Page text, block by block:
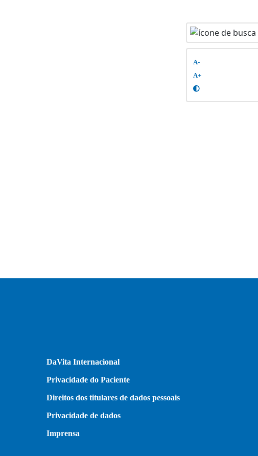
A-
A+
DaVita Internacional
Privacidade do Paciente
Direitos dos titulares de dados pessoais
Privacidade de dados
Imprensa